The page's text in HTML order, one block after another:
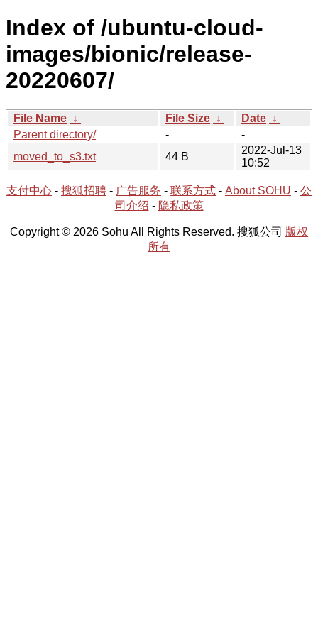
Index of /ubuntu-cloud-
images/bionic/release-
20220607/
File Name ↓ File Size ↓ Date ↓
Parent directory/
-
-
moved_to_s3.txt
44 B
2022-Jul-13
10:52
支付中心 - 搜狐招聘 - 广告服务 - 联系方式 - About SOHU - 公
司介绍 - 隐私政策
Copyright © 2026 Sohu All Rights Reserved. 搜狐公司 版权
所有